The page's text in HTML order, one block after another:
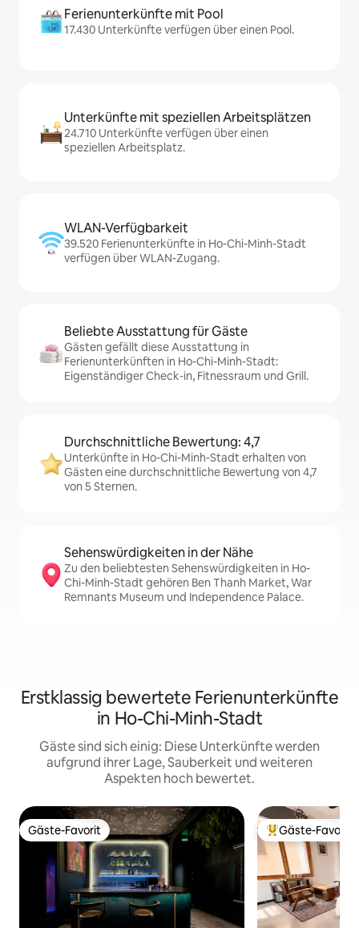
Ferienunterkünfte mit Pool
17.430 Unterkünfte verfügen über einen Pool.
Unterkünfte mit speziellen Arbeitsplätzen
24.710 Unterkünfte verfügen über einen
speziellen Arbeitsplatz.
WLAN-Verfügbarkeit
39.520 Ferienunterkünfte in Ho-Chi-Minh-Stadt
verfügen über WLAN-Zugang.
Beliebte Ausstattung für Gäste
Gästen gefällt diese Ausstattung in
Ferienunterkünften in Ho-Chi-Minh-Stadt:
Eigenständiger Check-in, Fitnessraum und Grill.
Durchschnittliche Bewertung: 4,7
Unterkünfte in Ho-Chi-Minh-Stadt erhalten von
Gästen eine durchschnittliche Bewertung von 4,7
von 5 Sternen.
Sehenswürdigkeiten in der Nähe
Zu den beliebtesten Sehenswürdigkeiten in Ho-
Chi-Minh-Stadt gehören Ben Thanh Market, War
Remnants Museum und Independence Palace.
Erstklassig bewertete Ferienunterkünfte
in Ho-Chi-Minh-Stadt
Gäste sind sich einig: Diese Unterkünfte werden
aufgrund ihrer Lage, Sauberkeit und weiteren
Aspekten hoch bewertet.
Gäste-Favorit
Gäste-Favorit Beliebter Gäste-
Gäste-Favorit